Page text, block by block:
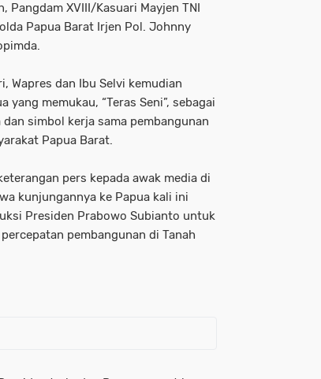
Pangdam XVIII/Kasuari Mayjen TNI
Papua Barat Irjen Pol. Johnny
Wapres dan Ibu Selvi kemudian
memukau, “Teras Seni”, sebagai
simbol kerja sama pembangunan
Papua Barat.
pers kepada awak media di
kunjungannya ke Papua kali ini
Presiden Prabowo Subianto untuk
pembangunan di Tanah